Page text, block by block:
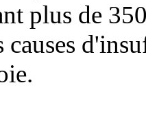
plus de
causes